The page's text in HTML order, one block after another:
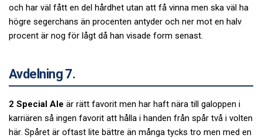
och har väl fått en del hårdhet utan att få vinna men ska väl ha
högre segerchans än procenten antyder och ner mot en halv
procent är nog för lågt då han visade form senast.
Avdelning 7.
2 Special Ale är rätt favorit men har haft nära till galoppen i
karriären så ingen favorit att hålla i handen från spår två i volten
här. Spåret är oftast lite bättre än många tycks tro men med en